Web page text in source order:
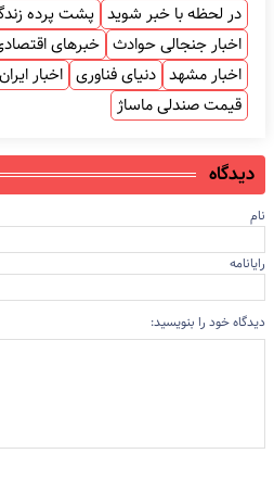
در لحظه با خبر شوید پشت پرده
اخبار جنجالی حوادث خبرهای
اخبار مشهد دنیای فناوری اخبار
قیمت صندلی ماساژ
دیدگاه
نام
رایانامه
دیدگاه خود را بنویسید: